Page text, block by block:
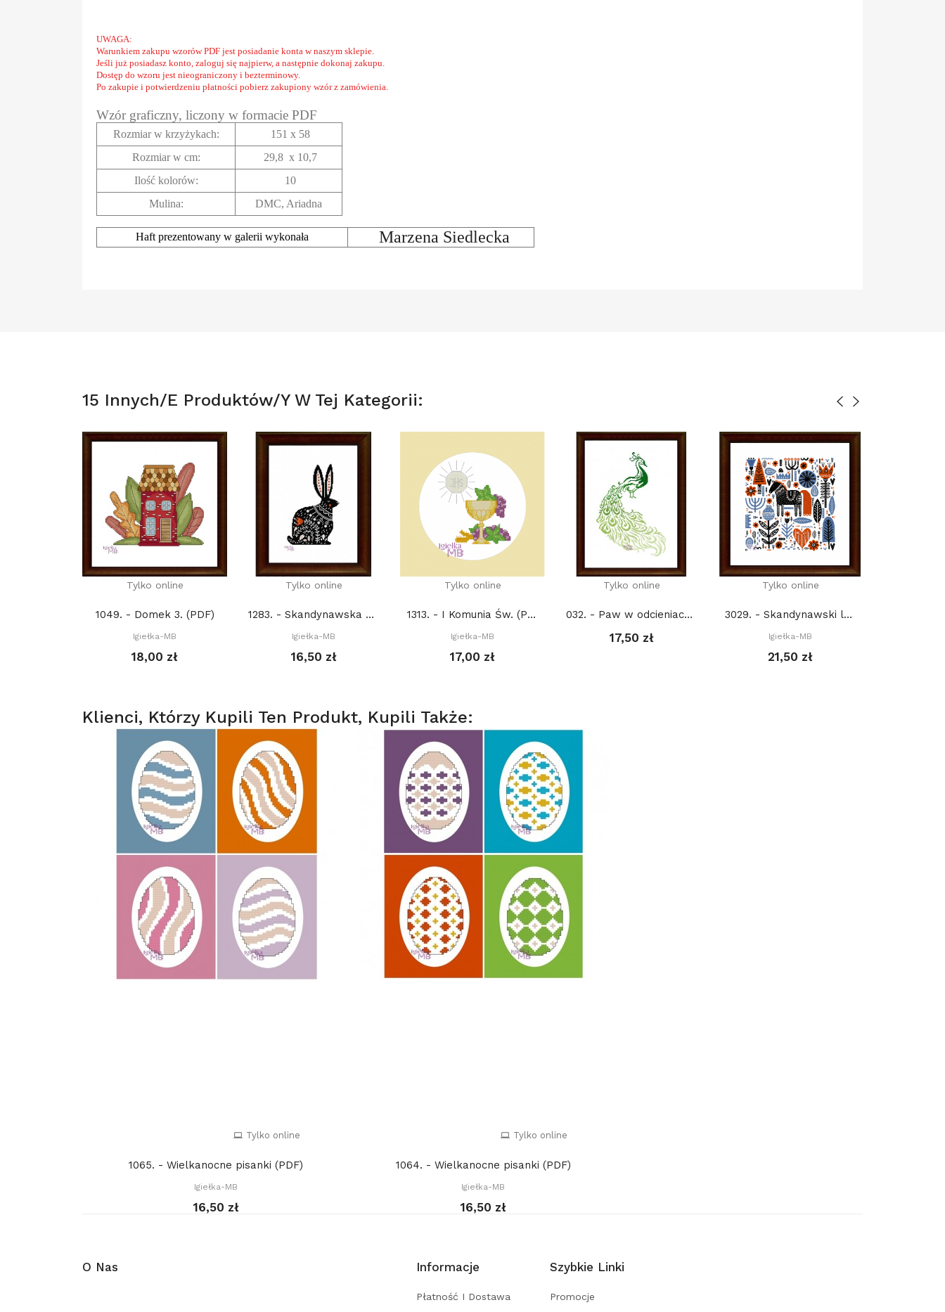
UWAGA:
Warunkiem zakupu wzorów PDF jest posiadanie konta w naszym sklepie.
Jeśli już posiadasz konto, zaloguj się najpierw, a następnie dokonaj zakupu.
Dostęp do wzoru jest nieograniczony i bezterminowy.
Po zakupie i potwierdzeniu płatności pobierz zakupiony wzór z zamówienia.
Wzór graficzny, liczony w formacie PDF
Rozmiar w krzyżykach:
151 x 58
Rozmiar w cm:
29,8 x 10,7
Ilość kolorów:
10
Mulina:
DMC, Ariadna
Haft prezentowany w galerii wykonała Marzena Siedlecka
15 Innych/e Produktów/y W Tej Kategorii:
Tylko online
1049. - Domek 3. (PDF)
Igiełka-MB
18,00 zł
Tylko online
1283. - Skandynawska sztuka: Królik (PDF)
Igiełka-MB
16,50 zł
Tylko online
1313. - I Komunia Św. (PDF)
Igiełka-MB
17,00 zł
Tylko online
032. - Paw w odcieniach zieleni (PDF)
17,50 zł
Tylko online
3029. - Skandynawski las z koniem (PDF)
Igiełka-MB
21,50 zł
Klienci, Którzy Kupili Ten Produkt, Kupili Także:
Tylko online
1065. - Wielkanocne pisanki (PDF)
Igiełka-MB
16,50 zł
Tylko online
1064. - Wielkanocne pisanki (PDF)
Igiełka-MB
16,50 zł
O Nas Informacje
Płatność I Dostawa
Szybkie Linki
Promocje